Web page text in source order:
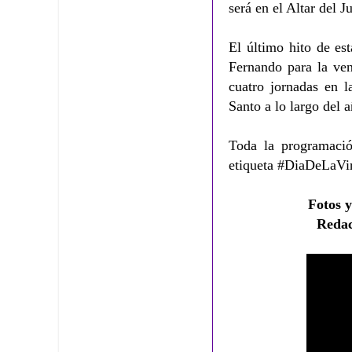
será en el Altar del
El último hito de
Fernando para la
cuatro jornadas en
Santo a lo largo del
Toda la
etiqueta
Fotos